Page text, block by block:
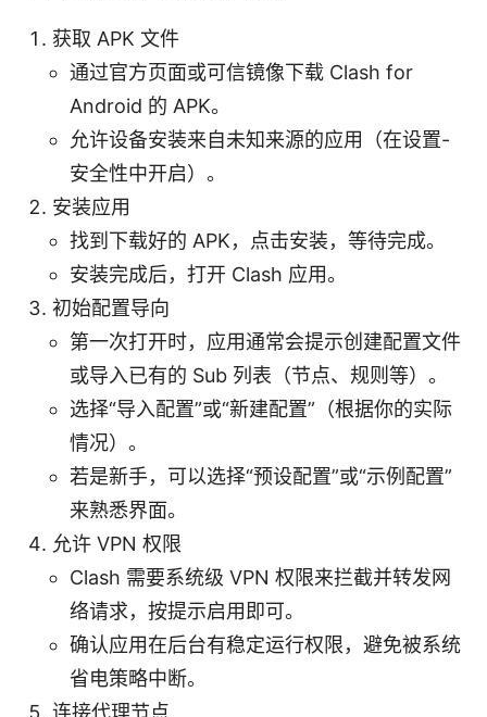
获取 APK 文件
通过官方页面或可信镜像下载 Clash for
Android 的 APK。
允许设备安装来自未知来源的应用（在设置-
安全性中开启）。
安装应用
找到下载好的 APK，点击安装，等待完成。
安装完成后，打开 Clash 应用。
初始配置导向
第一次打开时，应用通常会提示创建配置文件
或导入已有的 Sub 列表（节点、规则等）。
选择“导入配置”或“新建配置”（根据你的实际
情况）。
若是新手，可以选择“预设配置”或“示例配置”
来熟悉界面。
允许 VPN 权限
Clash 需要系统级 VPN 权限来拦截并转发网
络请求，按提示启用即可。
确认应用在后台有稳定运行权限，避免被系统
省电策略中断。